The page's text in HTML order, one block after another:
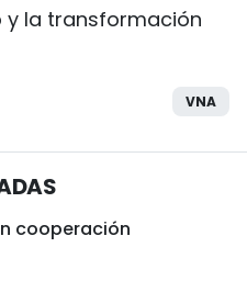
la transformación
VNA
cooperación